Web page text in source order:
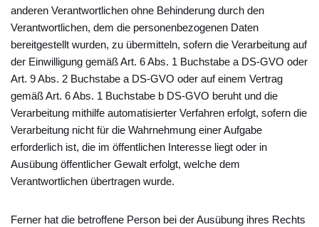
anderen Verantwortlichen ohne Behinderung durch den
Verantwortlichen, dem die personenbezogenen Daten
bereitgestellt wurden, zu übermitteln, sofern die Verarbeitung auf
der Einwilligung gemäß Art. 6 Abs. 1 Buchstabe a DS-GVO oder
Art. 9 Abs. 2 Buchstabe a DS-GVO oder auf einem Vertrag
gemäß Art. 6 Abs. 1 Buchstabe b DS-GVO beruht und die
Verarbeitung mithilfe automatisierter Verfahren erfolgt, sofern die
Verarbeitung nicht für die Wahrnehmung einer Aufgabe
erforderlich ist, die im öffentlichen Interesse liegt oder in
Ausübung öffentlicher Gewalt erfolgt, welche dem
Verantwortlichen übertragen wurde.
Ferner hat die betroffene Person bei der Ausübung ihres Rechts